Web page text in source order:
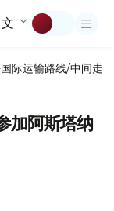
际运输路线/中间走廊
加阿斯塔纳